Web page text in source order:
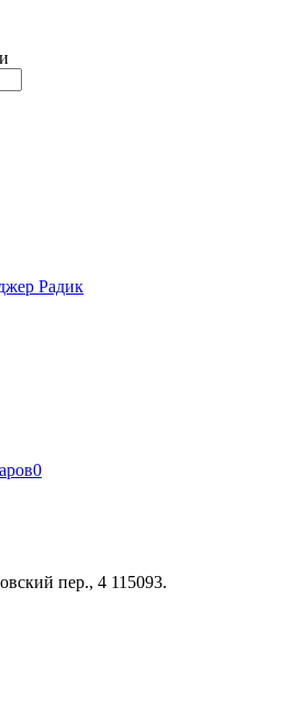
Радик
0
пер., 4 115093.